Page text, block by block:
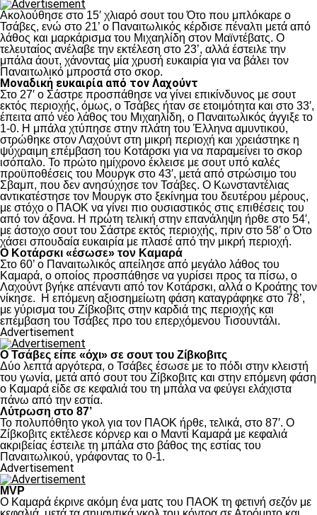
Ακολούθησε στο 15′ χλιαρό σουτ του Ότο που μπλόκαρε ο
Τσάβες, ενώ στο 21’ ο Παναιτωλικός κέρδισε πέναλτι μετά από
λάθος και μαρκάρισμα του Μιχαηλίδη στον Μαϊντέβατς. Ο
τελευταίος ανέλαβε την εκτέλεση στο 23’, αλλά έστειλε την
μπάλα άουτ, χάνοντας μία χρυσή ευκαιρία για να βάλει τον
Παναιτωλικό μπροστά στο σκορ.
Μοναδική ευκαιρία από τον Λαχούντ
Στο 27′ ο Σάστρε προσπάθησε να γίνει επικίνδυνος με σουτ
εκτός περιοχής, όμως, ο Τσάβες ήταν σε ετοιμότητα και στο 33′,
έπειτα από νέο λάθος του Μιχαηλίδη, ο Παναιτωλικός άγγιξε το
1-0. Η μπάλα χτύπησε στην πλάτη του Έλληνα αμυντικού,
στρώθηκε στον Λαχούντ στη μικρή περιοχή και χρειάστηκε η
ψύχραιμη επέμβαση του Κοτάρσκι για να παραμείνει το σκορ
ισόπαλο. Το πρώτο ημίχρονο έκλεισε με σουτ υπό καλές
προϋποθέσεις του Μουργκ στο 43′, μετά από στρώσιμο του
Σβαμπ, που δεν ανησύχησε τον Τσάβες. Ο Κωνσταντέλιας
αντικατέστησε τον Μουργκ στο ξεκίνημα του δευτέρου μέρους,
με στόχο ο ΠΑΟΚ να γίνει πιο ουσιαστικός στις επιθέσεις του
από τον άξονα. Η πρώτη τελική στην επανάληψη ήρθε στο 54′,
με άστοχο σουτ του Σάστρε εκτός περιοχής, πριν στο 58′ ο Ότο
χάσει σπουδαία ευκαιρία με πλασέ από την μικρή περιοχή.
Ο Κοτάρσκι «έσωσε» τον Καμαρά
Στο 60’ ο Παναιτωλικός απείλησε από μεγάλο λάθος του
Καμαρά, ο οποίος προσπάθησε να γυρίσει προς τα πίσω, ο
Λαχούντ βγήκε απέναντι από τον Κοτάρσκι, αλλά ο Κροάτης τον
νίκησε. Η επόμενη αξιοσημείωτη φάση καταγράφηκε στο 78’,
με γύρισμα του Ζίβκοβιτς στην καρδιά της περιοχής και
επέμβαση του Τσάβες προ του επερχόμενου Τισουντάλι.
Advertisement
Ο Τσάβες είπε «όχι» σε σουτ του Ζίβκοβιτς
Δύο λεπτά αργότερα, ο Τσάβες έσωσε με το πόδι στην κλειστή
του γωνία, μετά από σουτ του Ζίβκοβιτς και στην επόμενη φάση
ο Καμαρά είδε σε κεφαλιά του τη μπάλα να φεύγει ελάχιστα
πάνω από την εστία.
Λύτρωση στο 87’
Το πολυπόθητο γκολ για τον ΠΑΟΚ ήρθε, τελικά, στο 87′. Ο
Ζίβκοβιτς εκτέλεσε κόρνερ και ο Μαντί Καμαρά με κεφαλιά
ακριβείας έστειλε τη μπάλα στο βάθος της εστίας του
Παναιτωλικού, γράφοντας το 0-1.
Advertisement
MVP
Ο Καμαρά έκρινε ακόμη ένα ματς του ΠΑΟΚ τη φετινή σεζόν με